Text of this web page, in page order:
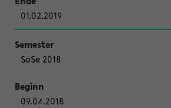
01.02.2019
SoSe 2018
09.04.2018